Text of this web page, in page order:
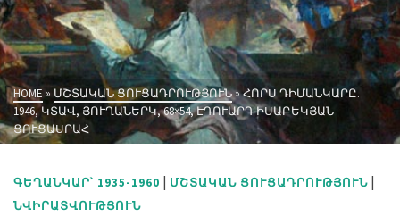
HOME » ՄՇՏԱԿԱՆ ՑՈՒՑԱԴՐՈՒԹՅՈՒՆ»ՀՈՐՍ ԴԻՄԱՆԿԱՐԸ.
1946, ԿՏԱՎ, ՅՈՒՂԱՆԵՐԿ, 68×54, ԷԴՈՒԱՐԴ ԻՍԱԲԵԿՅԱՆ
ՑՈՒՑԱՍՐԱՀ
ԳԵՂԱՆԿԱՐ՝ 1935-1960 | ՄՇՏԱԿԱՆ ՑՈՒՑԱԴՐՈՒԹՅՈՒՆ |
ՆՎԻՐԱՏՎՈՒԹՅՈՒՆ